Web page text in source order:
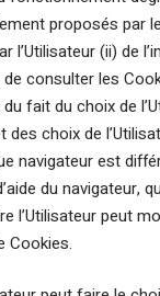
proposés par
l’Utilisateur (ii) de
de consulter les
fait du choix de
choix de
navigateur est
du navigateur,
l’Utilisateur peut
Cookies.